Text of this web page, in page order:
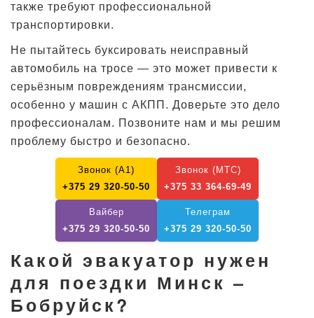
также требуют профессиональной
транспортировки.
Не пытайтесь буксировать неисправный
автомобиль на тросе — это может привести к
серьёзным повреждениям трансмиссии,
особенно у машин с АКПП. Доверьте это дело
профессионалам. Позвоните нам и мы решим
проблему быстро и безопасно.
Звонок (А1)
+375 29 320-50-50
Звонок (МТС)
+375 33 364-69-49
Вайбер
+375 29 320-50-50
Телеграм
+375 29 320-50-50
Какой эвакуатор нужен
для поездки Минск –
Бобруйск?